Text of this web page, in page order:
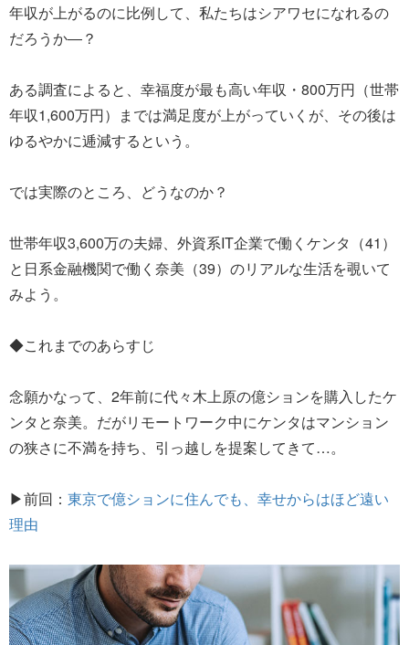
年収が上がるのに比例して、私たちはシアワセになれるの
だろうか―？
ある調査によると、幸福度が最も高い年収・800万円（世帯
年収1,600万円）までは満足度が上がっていくが、その後は
ゆるやかに逓減するという。
では実際のところ、どうなのか？
世帯年収3,600万の夫婦、外資系IT企業で働くケンタ（41）
と日系金融機関で働く奈美（39）のリアルな生活を覗いて
みよう。
◆これまでのあらすじ
念願かなって、2年前に代々木上原の億ションを購入したケ
ンタと奈美。だがリモートワーク中にケンタはマンション
の狭さに不満を持ち、引っ越しを提案してきて…。
▶前回： 東京で億ションに住んでも、幸せからはほど遠い
理由